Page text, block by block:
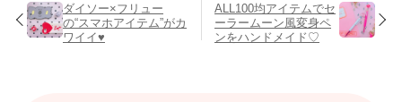
ダイソー×フリュー
の“スマホアイテム”がカ
ワイイ♥
ALL100均アイテムでセ
ーラームーン風変身ペ
ンをハンドメイド♡